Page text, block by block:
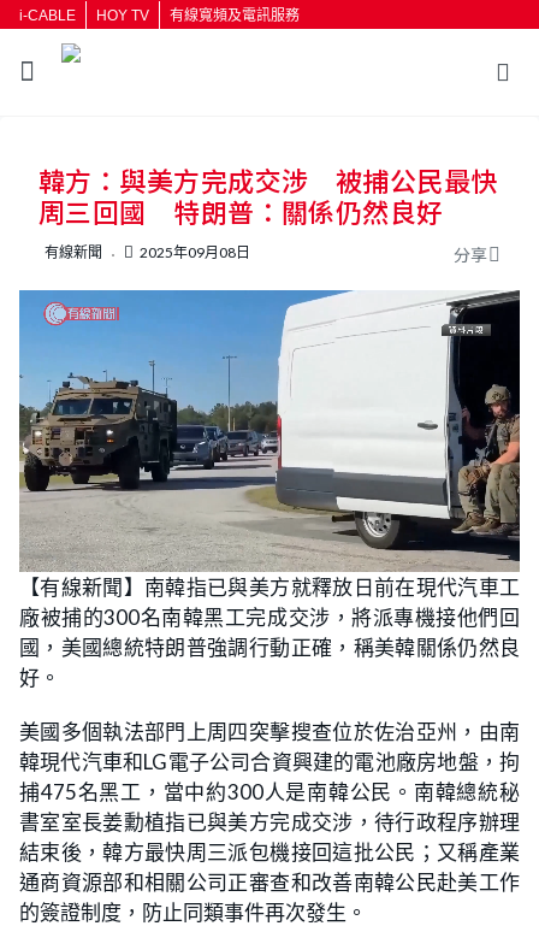
i-CABLE HOY TV 有線寬頻及電訊服務
按輸入鍵開始搜尋
韓方：與美方完成交涉 被捕公民最快
周三回國 特朗普：關係仍然良好
有線新聞 2025年09月08日 分享
U
n
m
t
e
L
o
a
d
e
d
:
2
%
【有線新聞】南韓指已與美方就釋放日前在現代汽車工
廠被捕的300名南韓黑工完成交涉，將派專機接他們回
國，美國總統特朗普強調行動正確，稱美韓關係仍然良
好。
美國多個執法部門上周四突擊搜查位於佐治亞州，由南
韓現代汽車和LG電子公司合資興建的電池廠房地盤，拘
捕475名黑工，當中約300人是南韓公民。南韓總統秘
書室室長姜勳植指已與美方完成交涉，待行政程序辦理
結束後，韓方最快周三派包機接回這批公民；又稱產業
通商資源部和相關公司正審查和改善南韓公民赴美工作
的簽證制度，防止同類事件再次發生。